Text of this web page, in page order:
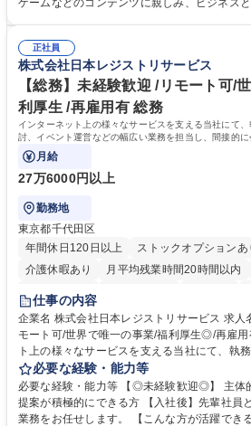
のご応募をお待ちしております。 募集職種 【第二新卒オープンポジショ
ン】業界未経験歓迎/自社ゲーム/WEB面接
ゲームなどのコンテンツに親しみ、ビジネスとして
正社員
株式会社日本レジストリサービス
【総務】未経験歓迎 /リモート可/
利厚生 /再雇用有 総務
インターネット上の様々なサービスを支える当社にて
討、イベント運営などの幅広い業務を担当し、間接的に
ている部署です。
月給
27万6000円以上
勤務地
東京都千代田区
年間休日120日以上
ストックオプションあ
介護休暇あり
月平均残業時間20時間以内
住宅手当あり
完全週休2日制
交通費支給 駅近5分以内
仕事の内容
企業名 株式会社日本レジストリサービス 求人名 【総務】未経験歓迎◎/リ
モート可/世界で唯一の事業/福利厚生◎/再雇用有 仕事の内容 インター
ト上の様々なサービスを支える当社にて、執
討、イベント運営などの幅広い業務を担当し
や成長に貢献している部署です。 会社の全メンバーが安心して長く成果を
発揮できる環境を整えるために、毎日のメン
新たな施策検討を積極的に行っていただき、
必要な経験・能力等
必要な経験・能力等 【◎未経験歓迎◎】 主体
提案が積極的にできる方 【入社後】先輩社員
業務をお任せします。 【こんな方が活躍できる職種です】 ・仕組化が好